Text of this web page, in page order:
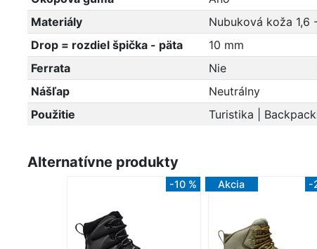
Materiály
Nubuková koža 1,6
Drop = rozdiel špička - päta
10 mm
Ferrata
Nie
Nášľap
Neutrálny
Použitie
Turistika |
Alternatívne produkty
-10 % Akcia -